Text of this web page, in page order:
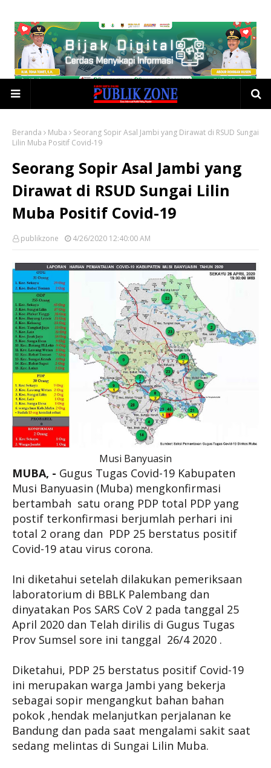
Beranda Muba
Seorang Sopir Asal Jambi yang Dirawat di RSUD Sungai
Lilin Muba Positif Covid-19
Seorang Sopir Asal Jambi yang
Dirawat di RSUD Sungai Lilin
Muba Positif Covid-19
publikzone 4/26/2020 12:40:00 AM
Musi Banyuasin
MUBA, - Gugus Tugas Covid-19 Kabupaten
Musi Banyuasin (Muba) mengkonfirmasi
bertambah satu orang PDP total PDP yang
postif terkonfirmasi berjumlah perhari ini
total 2 orang dan PDP 25 berstatus positif
Covid-19 atau virus corona.
Ini diketahui setelah dilakukan pemeriksaan
laboratorium di BBLK Palembang dan
dinyatakan Pos SARS CoV 2 pada tanggal 25
April 2020 dan Telah dirilis di Gugus Tugas
Prov Sumsel sore ini tanggal 26/4 2020 .
Diketahui, PDP 25 berstatus positif Covid-19
ini merupakan warga Jambi yang bekerja
sebagai sopir mengangkut bahan bahan
pokok ,hendak melanjutkan perjalanan ke
Bandung dan pada saat mengalami sakit saat
sedang melintas di Sungai Lilin Muba.